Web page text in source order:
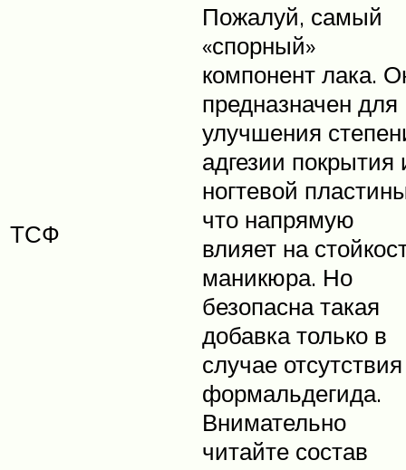
ТСФ
Пожалуй, самый
«спорный»
компонент лака.
предназначен для
улучшения
адгезии покрытия
ногтевой
что напрямую
влияет на
маникюра. Но
безопасна такая
добавка только в
случае отсутствия
формальдегида.
Внимательно
читайте состав